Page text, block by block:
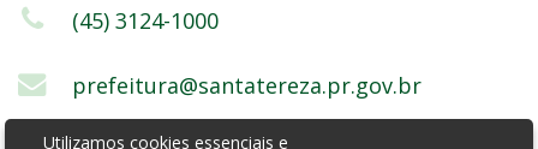
(45) 3124-1000
prefeitura@santatereza.pr.gov.br
Utilizamos cookies essenciais e